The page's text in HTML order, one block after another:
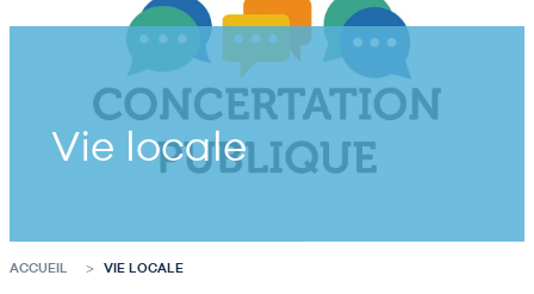
Vie locale
ACCUEIL VIE LOCALE